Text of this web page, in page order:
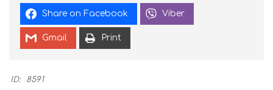
Share on Facebook Viber
Gmail Print
ID:
8591